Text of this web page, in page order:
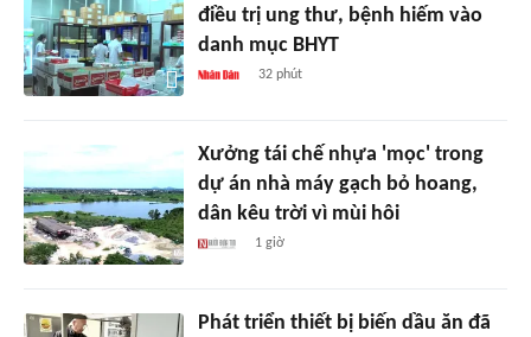
điều trị ung thư, bệnh hiếm vào
danh mục BHYT
32 phút
Xưởng tái chế nhựa 'mọc' trong
dự án nhà máy gạch bỏ hoang,
dân kêu trời vì mùi hôi
1 giờ
Phát triển thiết bị biến dầu ăn đã